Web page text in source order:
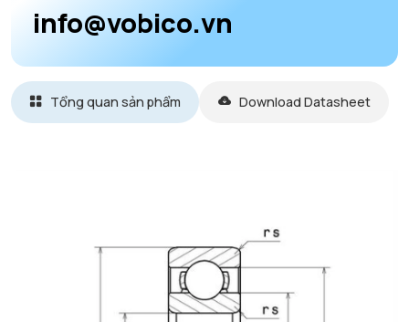
info@vobico.vn
Tổng quan sản phẩm Download Datasheet